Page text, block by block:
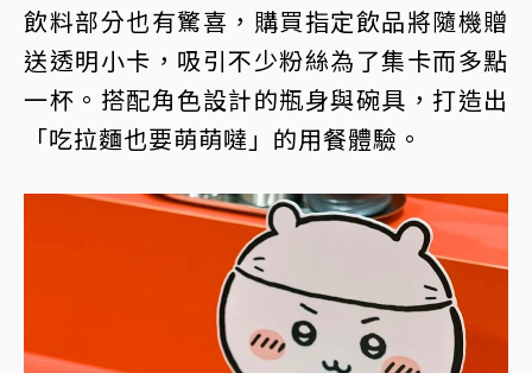
飲料部分也有驚喜，購買指定飲品將隨機贈
送透明小卡，吸引不少粉絲為了集卡而多點
一杯。搭配角色設計的瓶身與碗具，打造出
「吃拉麵也要萌萌噠」的用餐體驗。